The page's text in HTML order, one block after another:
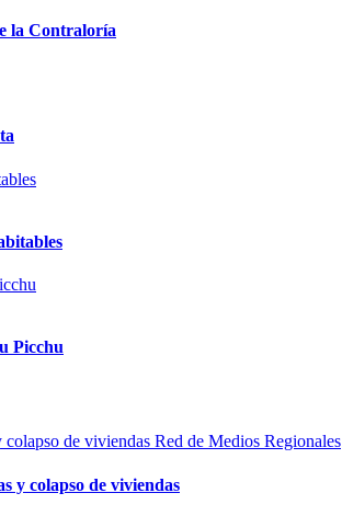
la Contraloría
Picchu
Red de Medios Regionales
y colapso de viviendas